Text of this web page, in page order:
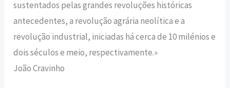
sustentados pelas grandes revoluções históricas
antecedentes, a revolução agrária neolítica e a
revolução industrial, iniciadas há cerca de 10 milénios e
dois séculos e meio, respectivamente.»
João Cravinho